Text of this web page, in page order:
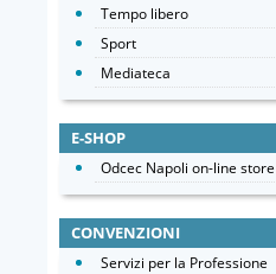
Tempo libero
Sport
Mediateca
E-SHOP
Odcec Napoli on-line store
CONVENZIONI
Servizi per la Professione